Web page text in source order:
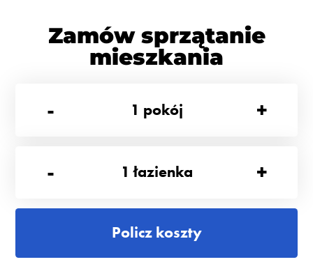
Zamów sprzątanie
mieszkania
-
1 pokój +
- 1 łazienka +
Policz koszty